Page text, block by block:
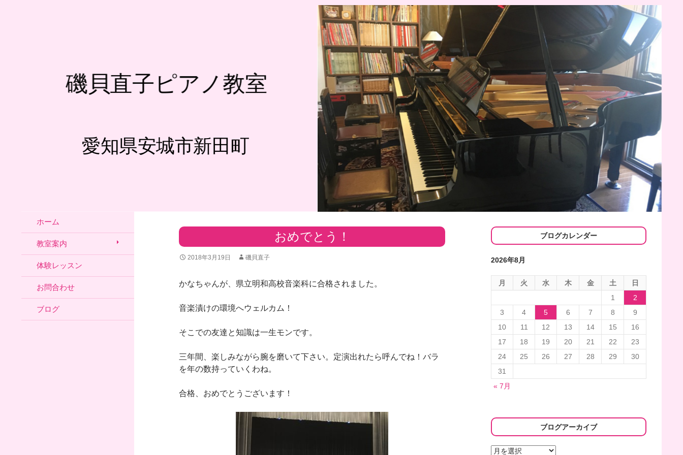
愛知県安城市新田町
磯貝直子ピアノ教室
おめでとう！
2018年3月19日 磯貝直子
かなちゃんが、県立明和高校音楽科に合格されました。
音楽漬けの環境へウェルカム！
そこでの友達と知識は一生モンです。
三年間、楽しみながら腕を磨いて下さい。定演出れたら呼んでね！バラ
を年の数持っていくわね。
合格、おめでとうございます！
ブログカレンダー
2026年8月
月 火 水 木 金 土
日
1
2
3
4 5 6 7 8
9
10
11 12 13 14 15
16
17
18 19 20 21 22
23
24
25 26 27 28 29
30
31
« 7月
ブログアーカイブ
ブ
ホーム
教室案内
体験レッスン
お問合わせ
ブログ